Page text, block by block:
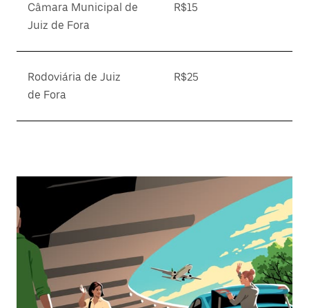
Câmara Municipal de
Juiz de Fora
R$15
Rodoviária de Juiz
de Fora
R$25